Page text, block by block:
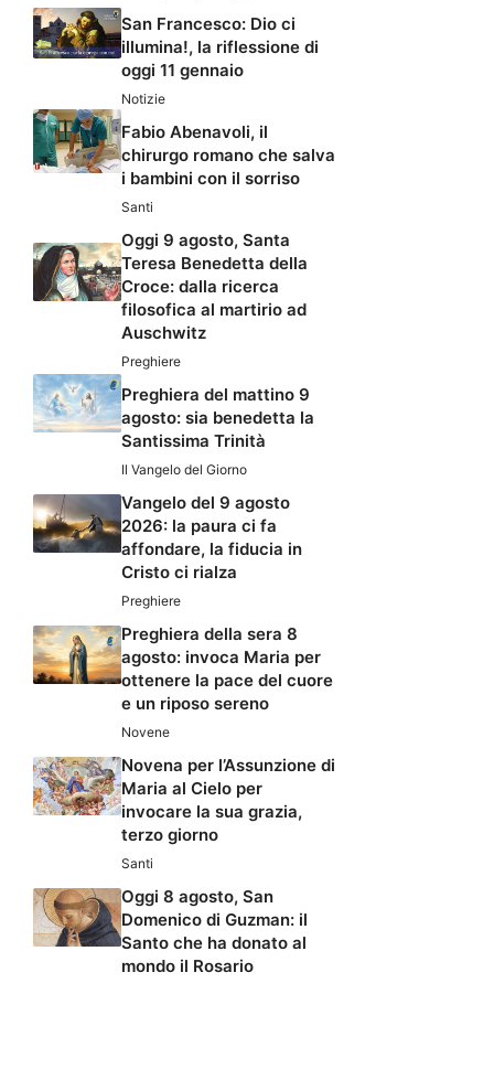
San Francesco: Dio ci
illumina!, la riflessione di
oggi 11 gennaio
Notizie
Fabio Abenavoli, il
chirurgo romano che salva
i bambini con il sorriso
Santi
Oggi 9 agosto, Santa
Teresa Benedetta della
Croce: dalla ricerca
filosofica al martirio ad
Auschwitz
Preghiere
Preghiera del mattino 9
agosto: sia benedetta la
Santissima Trinità
Il Vangelo del Giorno
Vangelo del 9 agosto
2026: la paura ci fa
affondare, la fiducia in
Cristo ci rialza
Preghiere
Preghiera della sera 8
agosto: invoca Maria per
ottenere la pace del cuore
e un riposo sereno
Novene
Novena per l’Assunzione di
Maria al Cielo per
invocare la sua grazia,
terzo giorno
Santi
Oggi 8 agosto, San
Domenico di Guzman: il
Santo che ha donato al
mondo il Rosario